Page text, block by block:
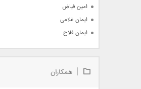
امین فیاض
ایمان غلامی
ایمان فلاح
بابک جهانبخش
بابک مافیهمکاران